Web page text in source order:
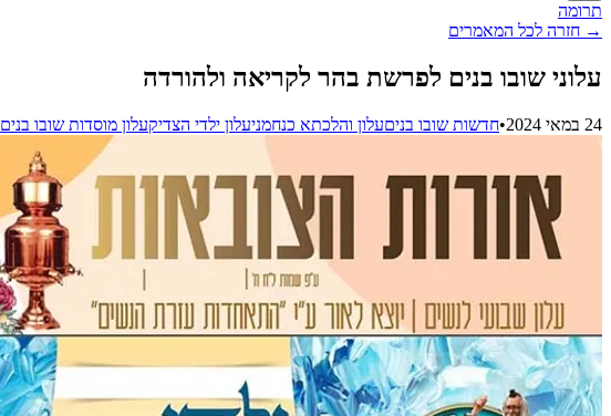
תרומה
→ חזרה לכל המאמרים
עלוני שובו בנים לפרשת בהר לקריאה ולהורדה
24 במאי 2024 •חדשות שובו בניםעלון והלכתא כנחמניעלון ילדי הצדיקעלון מוסדות שובו בנים